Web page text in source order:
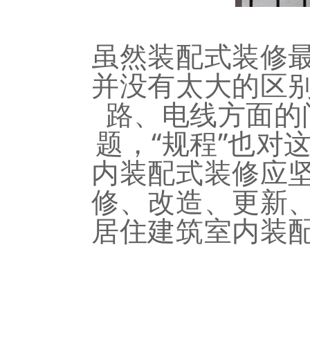
虽然装配式装修
并没有太大的区
路、电线方面
题，“规程”也对
内装配式装修应
修、改造、更新
居住建筑室内装